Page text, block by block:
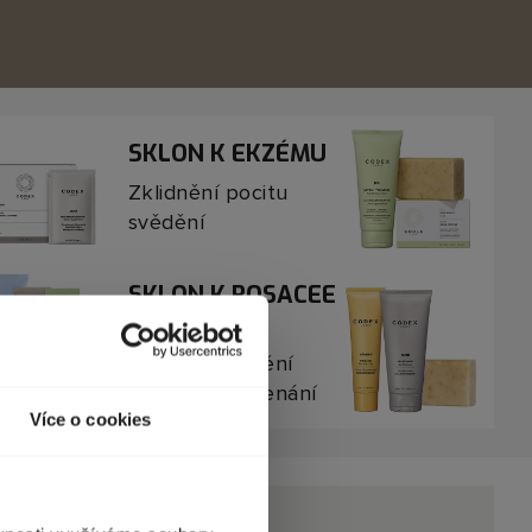
Více o cookies
SKLON K EKZÉMU
Zklidnění pocitu
svědění
SKLON K ROSACEE
Úleva a zmírnění
pocitu začervenání